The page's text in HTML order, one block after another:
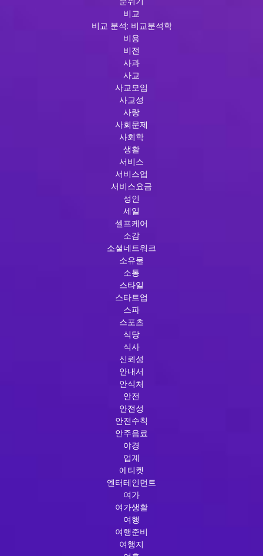
비교
비교 분석: 비교분석학
비용
비전
사과
사교
사교모임
사교성
사랑
사회문제
사회학
생활
서비스
서비스업
서비스요금
성인
세일
셀프케어
소감
소셜네트워크
소유물
소통
스타일
스타트업
스파
스포츠
식당
식사
신뢰성
안내서
안식처
안전
안전성
안전수칙
안주음료
야경
업계
에티켓
엔터테인먼트
여가
여가생활
여행
여행준비
여행지